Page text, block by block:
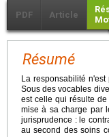
PDF Article
Résumé
La responsabilité
Sous des vocables
est celle qui résulte
mise à sa charge par
jurisprudence : le
au second des soins